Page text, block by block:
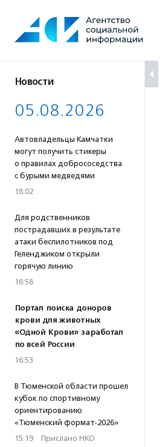
содержанию
Новости
05.08.2026
Автовладельцы Камчатки
могут получить стикеры
о правилах добрососедства
с бурыми медведями
18:02
Для родственников
пострадавших в результате
атаки беспилотников под
Геленджиком открыли
горячую линию
16:58
Портал поиска доноров
крови для животных
«Одной Крови» заработал
по всей России
16:53
В Тюменской области прошел
кубок по спортивному
ориентированию
«Тюменский формат-2026»
15:19 · Прислано НКО